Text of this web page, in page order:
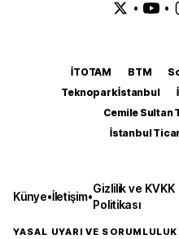
• •
İTOTAM BTM
Teknopark İstanbul
Cemile Sultan
İstanbul
Künye•İletişim•
Gizlilik ve KVKK
Politikası
YASAL UYARI VE SORUMLULUK